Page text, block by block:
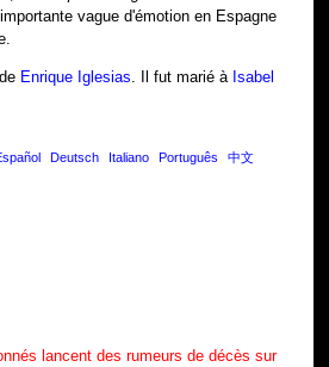
vague d'émotion en Espagne
Enrique Iglesias. Il fut marié à Isabel
Deutsch Italiano Português 中文
lancent des rumeurs de décès sur